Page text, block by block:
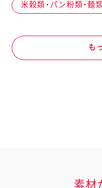
米穀類・パン粉類・麺
パスタソ
も
素材